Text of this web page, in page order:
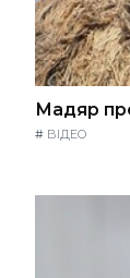
Мадяр
# ВІДЕО